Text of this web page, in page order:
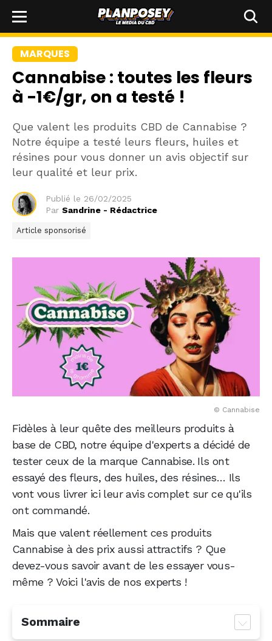
MARQUES
Cannabise : toutes les fleurs
à -1€/gr, on a testé !
Que valent les produits CBD de Cannabise ?
Notre équipe a testé leurs fleurs, huiles et
résines pour vous donner un avis objectif sur
leur qualité et leur prix.
Publié le 26/02/2025
Par Sandrine - Rédactrice
Article sponsorisé
© Cannabise
Fidèles à leur quête des meilleurs produits à
base de CBD, notre équipe d'experts a décidé de
tester ceux de la marque Cannabise. Ils ont
essayé des fleurs, des huiles, des résines… Ils
vont vous livrer ici leur avis complet sur ce qu'ils
ont commandé.
Mais que valent réellement ces produits
Cannabise à des prix aussi attractifs ? Que
devez-vous savoir avant de les essayer vous-
même ? Voici l'avis de nos experts !
Sommaire